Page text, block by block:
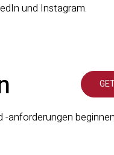
und Instagram.
-anforderungen